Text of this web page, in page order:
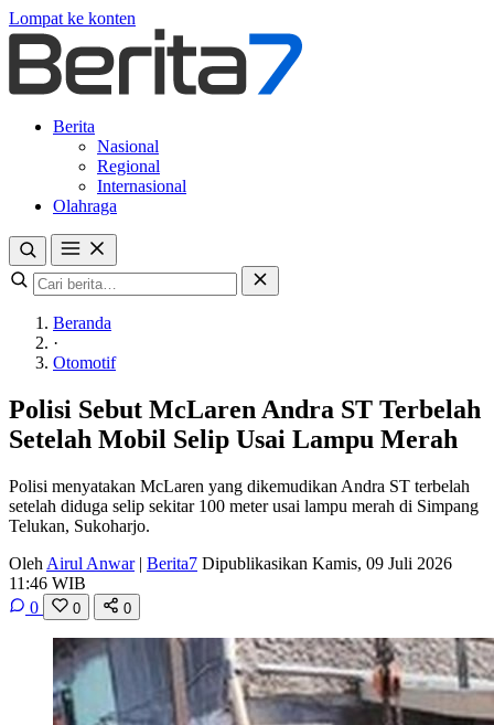
Lompat ke konten
Berita
Nasional
Regional
Internasional
Olahraga
Beranda
·
Otomotif
Polisi Sebut McLaren Andra ST Terbelah
Setelah Mobil Selip Usai Lampu Merah
Polisi menyatakan McLaren yang dikemudikan Andra ST terbelah
setelah diduga selip sekitar 100 meter usai lampu merah di Simpang
Telukan, Sukoharjo.
Oleh Airul Anwar | Berita7 Dipublikasikan Kamis, 09 Juli 2026
11:46 WIB
0
0 0